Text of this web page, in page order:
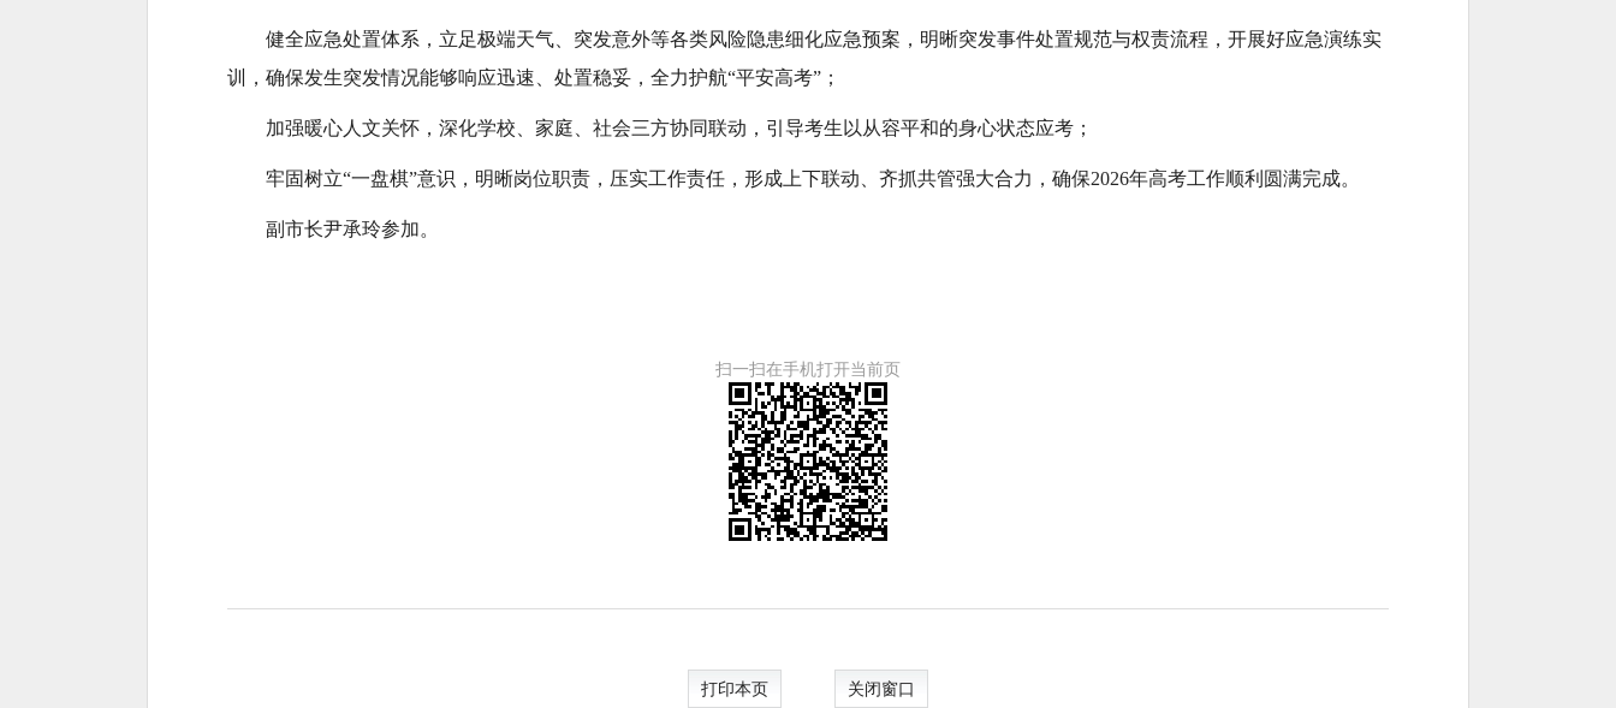
健全应急处置体系，立足极端天气、突发意外等各类风险隐患细化应急预案，明晰突发事件处置规范与权责流程，开展好应急演练实
训，确保发生突发情况能够响应迅速、处置稳妥，全力护航“平安高考”；
加强暖心人文关怀，深化学校、家庭、社会三方协同联动，引导考生以从容平和的身心状态应考；
牢固树立“一盘棋”意识，明晰岗位职责，压实工作责任，形成上下联动、齐抓共管强大合力，确保2026年高考工作顺利圆满完成。
副市长尹承玲参加。
扫一扫在手机打开当前页
打印本页 关闭窗口